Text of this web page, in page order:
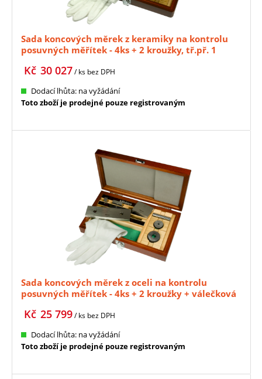
Sada koncových měrek z keramiky na kontrolu
posuvných měřítek - 4ks + 2 kroužky, tř.př. 1
30 027
Kč / ks bez DPH
Dodací lhůta: na vyžádání
Toto zboží je prodejné pouze registrovaným
Sada koncových měrek z oceli na kontrolu
posuvných měřítek - 4ks + 2 kroužky + válečková
25 799
Kč / ks bez DPH
Dodací lhůta: na vyžádání
Toto zboží je prodejné pouze registrovaným